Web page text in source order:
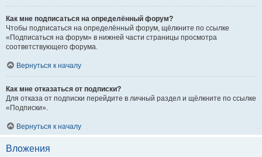
Как мне подписаться на определённый форум?
Чтобы подписаться на определённый форум, щёлкните по ссылке
«Подписаться на форум» в нижней части страницы просмотра
соответствующего форума.
Вернуться к началу
Как мне отказаться от подписки?
Для отказа от подписки перейдите в личный раздел и щёлкните по ссылке
«Подписки».
Вернуться к началу
Вложения